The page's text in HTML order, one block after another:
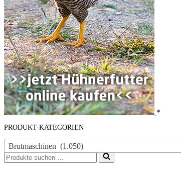
*
PRODUKT-KATEGORIEN
Brutmaschinen (1.050)
Suchen
nach …